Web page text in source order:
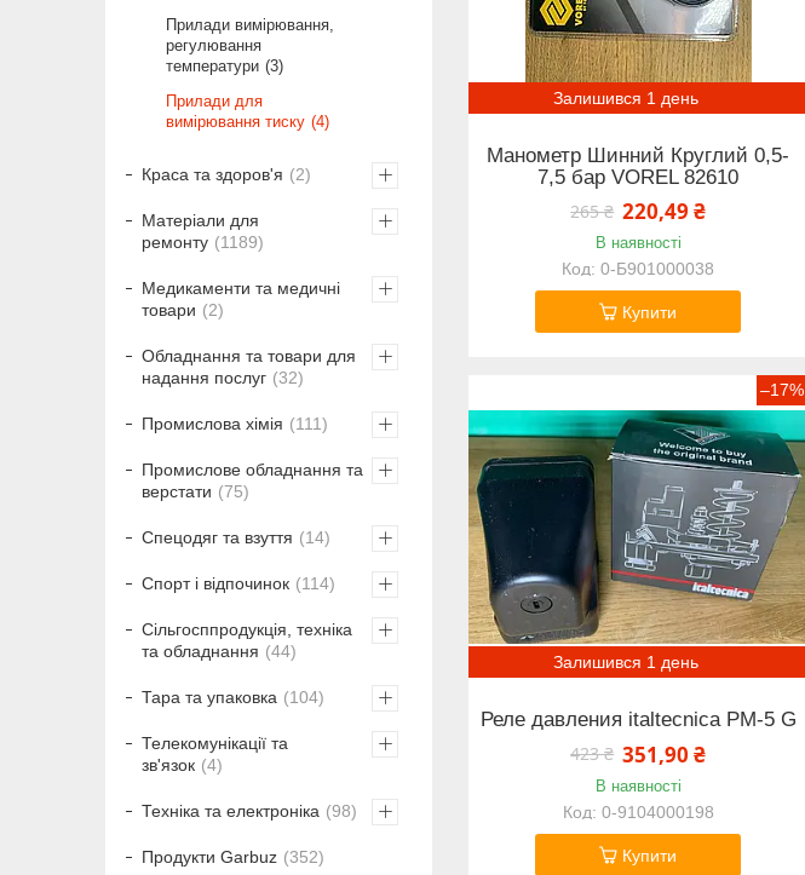
Залишився 1 день
Манометр Шинний Круглий 0,5-
7,5 бар VOREL 82610
265 ₴ 220,49 ₴
В наявності
0-Б901000038
Купити
–17%
Залишився 1 день
Реле давления italtecnica PM-5 G
423 ₴ 351,90 ₴
В наявності
0-9104000198
Купити
Прилади вимірювання,
регулювання
температури 3
Прилади для
вимірювання тиску 4
Краса та здоров'я 2
Матеріали для
ремонту
1189
Медикаменти та медичні
товари
2
Обладнання та товари для
надання послуг
32
Промислова хімія 111
Промислове обладнання та
верстати
75
Спецодяг та взуття 14
Спорт і відпочинок 114
Сільгосппродукція, техніка
та обладнання
44
Тара та упаковка 104
Телекомунікації та
зв'язок
4
Техніка та електроніка 98
Продукти Garbuz 352